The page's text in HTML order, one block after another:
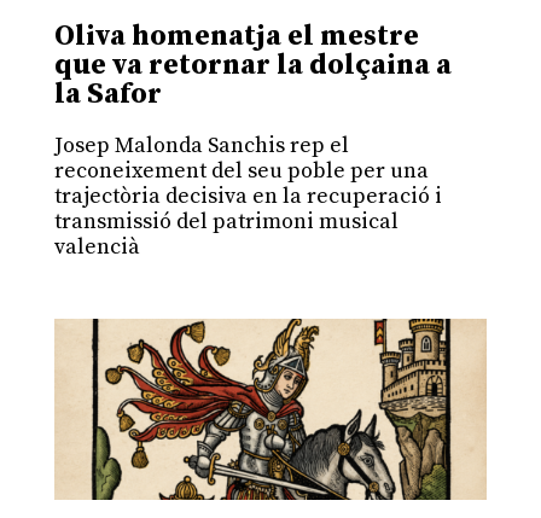
Oliva homenatja el mestre
que va retornar la dolçaina a
la Safor
Josep Malonda Sanchis rep el
reconeixement del seu poble per una
trajectòria decisiva en la recuperació i
transmissió del patrimoni musical
valencià